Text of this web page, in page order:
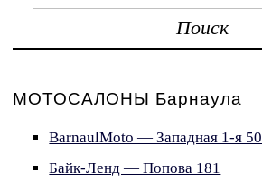
Поиск
МОТОСАЛОНЫ Барнаула
BarnaulMoto — Западная 1-я 50
Байк-Ленд — Попова 181